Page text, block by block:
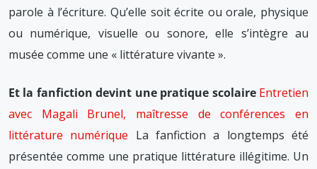
parole à l’écriture. Qu’elle soit écrite ou orale, physique
ou numérique, visuelle ou sonore, elle s’intègre au
musée comme une « littérature vivante ».
Et la fanfiction devint une pratique scolaire Entretien
avec Magali Brunel, maîtresse de conférences en
littérature numérique La fanfiction a longtemps été
présentée comme une pratique littérature illégitime. Un